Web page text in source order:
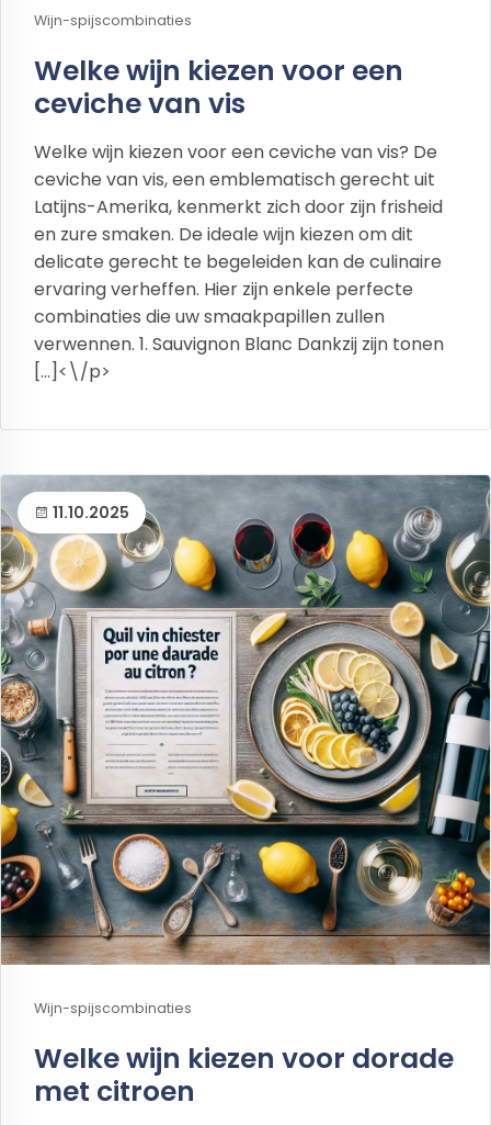
Wijn-spijscombinaties
Welke wijn kiezen voor een
ceviche van vis
Welke wijn kiezen voor een ceviche van vis? De
ceviche van vis, een emblematisch gerecht uit
Latijns-Amerika, kenmerkt zich door zijn frisheid
en zure smaken. De ideale wijn kiezen om dit
delicate gerecht te begeleiden kan de culinaire
ervaring verheffen. Hier zijn enkele perfecte
combinaties die uw smaakpapillen zullen
verwennen. 1. Sauvignon Blanc Dankzij zijn tonen
[…]<\/p>
11.10.2025
Wijn-spijscombinaties
Welke wijn kiezen voor dorade
met citroen